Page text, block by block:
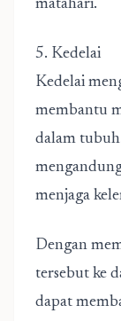
matahari.
5. Kedelai
Kedelai
membantu
dalam
menjaga
Dengan
tersebut ke
dapat